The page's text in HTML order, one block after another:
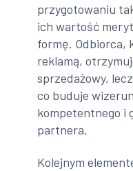
przygotowaniu
ich wartość
formę. Odbiorca,
reklamą,
sprzedażowy,
co buduje
kompetentnego i
partnera.
Kolejnym